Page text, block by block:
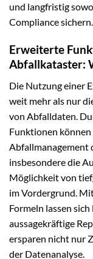
und langfristig
Compliance sichern.
Erweiterte
Abfallkataster:
Die Nutzung einer
weit mehr als nur
von Abfalldaten.
Funktionen
Abfallmanagement
insbesondere die
Möglichkeit von
im Vordergrund.
Formeln lassen
aussagekräftige
ersparen nicht nur
der Datenanalyse.